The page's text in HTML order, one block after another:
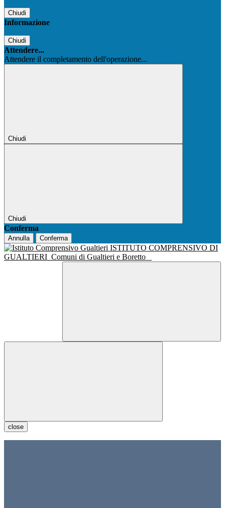
Chiudi
Informazione
Chiudi
Attendere...
Attendere il completamento dell'operazione...
Chiudi
Chiudi
Conferma
Annulla Conferma
ISTITUTO COMPRENSIVO DI
GUALTIERI Comuni di Gualtieri e Boretto
close